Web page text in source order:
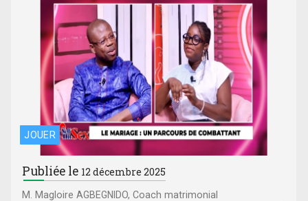
JOUER
Publiée le 12 décembre 2025
M. Magloire AGBEGNIDO, Coach matrimonial